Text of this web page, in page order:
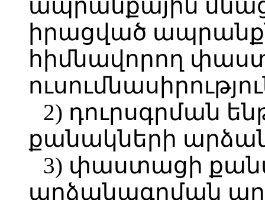
ապրանքային
իրացված
հիմնավորող
2) դուրսգրման
քանակների
3) փաստացի
արձանագրման